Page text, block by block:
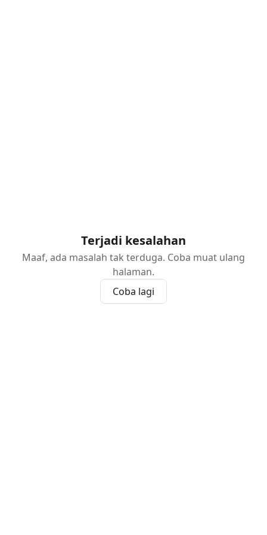
Terjadi kesalahan
Maaf, ada masalah tak terduga. Coba muat ulang
halaman.
Coba lagi